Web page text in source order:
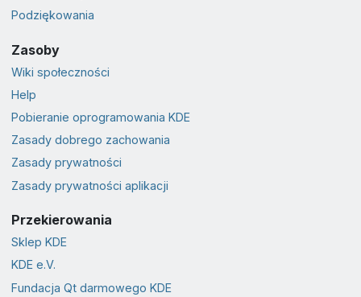
Podziękowania
Zasoby
Wiki społeczności
Help
Pobieranie oprogramowania KDE
Zasady dobrego zachowania
Zasady prywatności
Zasady prywatności aplikacji
Przekierowania
Sklep KDE
KDE e.V.
Fundacja Qt darmowego KDE